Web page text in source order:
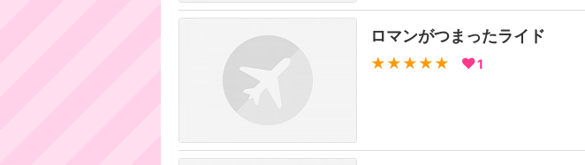
ロマンがつまったライド
★★★★★ 1